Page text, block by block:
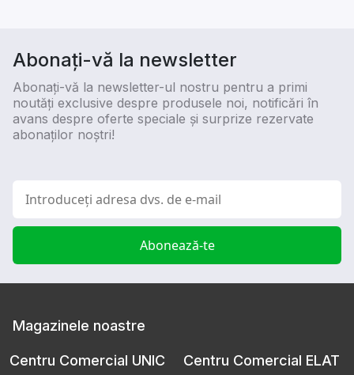
Abonați-vă la newsletter
Abonați-vă la newsletter-ul nostru pentru a primi
noutăți exclusive despre produsele noi, notificări în
avans despre oferte speciale și surprize rezervate
abonaților noștri!
Abonează-te
Magazinele noastre
Centru Comercial UNIC Centru Comercial ELAT